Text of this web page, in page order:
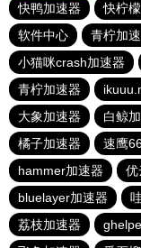
快鸭加速器
快柠
软件中心
青柠加
小猫咪crash加速器
青柠加速器
大象加速器
白鲸
橘子加速器
速鹰
hammer加速器
优
bluelayer加速器
荔枝加速器